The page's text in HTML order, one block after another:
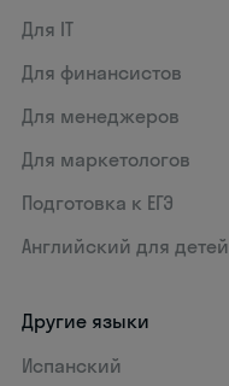
Для IT
Для финансистов
Для менеджеров
Для маркетологов
Подготовка к ЕГЭ
Английский для детей
Другие языки
Испанский